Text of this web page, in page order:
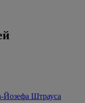
Штрауса